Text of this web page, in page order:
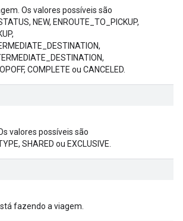
Os valores possíveis são
NEW, ENROUTE_TO_PICKUP,
COMPLETE ou CANCELED.
valores possíveis são
SHARED ou EXCLUSIVE.
fazendo a viagem.